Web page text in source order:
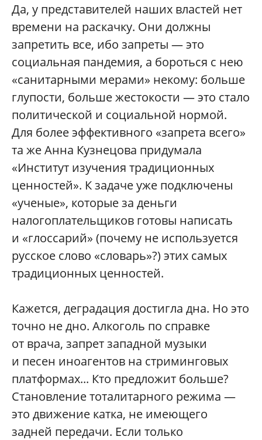
Да, у представителей наших властей нет
времени на раскачку. Они должны
запретить все, ибо запреты — это
социальная пандемия, а бороться с нею
«санитарными мерами» некому: больше
глупости, больше жестокости — это стало
политической и социальной нормой.
Для более эффективного «запрета всего»
та же Анна Кузнецова придумала
«Институт изучения традиционных
ценностей». К задаче уже подключены
«ученые», которые за деньги
налогоплательщиков готовы написать
и «глоссарий» (почему не используется
русское слово «словарь»?) этих самых
традиционных ценностей.
Кажется, деградация достигла дна. Но это
точно не дно. Алкоголь по справке
от врача, запрет западной музыки
и песен иноагентов на стриминговых
платформах... Кто предложит больше?
Становление тоталитарного режима —
это движение катка, не имеющего
задней передачи. Если только